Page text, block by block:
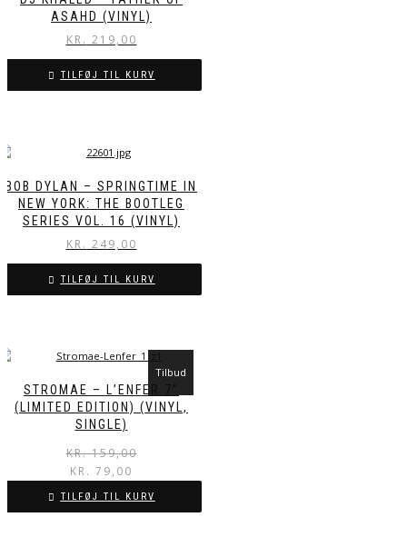
ASAHD (VINYL)
KR. 219,00
TILFØJ TIL KURV
BOB DYLAN – SPRINGTIME IN
NEW YORK: THE BOOTLEG
SERIES VOL. 16 (VINYL)
KR. 249,00
TILFØJ TIL KURV
STROMAE – L’ENFER 7”
(LIMITED EDITION) (VINYL,
SINGLE)
Tilbud
KR.159,00
KR. 79,00
TILFØJ TIL KURV